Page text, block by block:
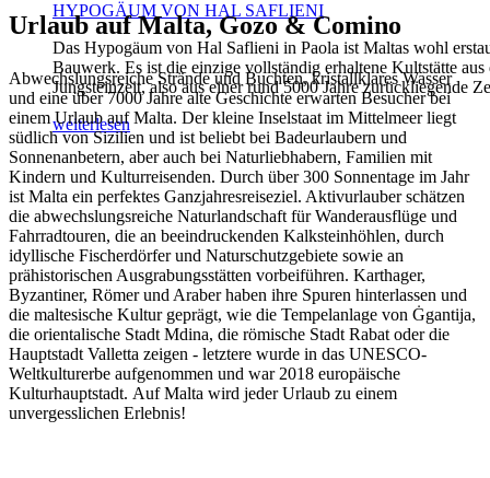
HYPOGÄUM VON HAL SAFLIENI
Das Hypogäum von Hal Saflieni in Paola ist Maltas wohl
Bauwerk. Es ist die einzige vollständig erhaltene Kultstätte aus
Jungsteinzeit, also aus einer rund 5000 Jahre zurückliegende
weiterlesen
Urlaub auf Malta, Gozo & Comino
Abwechslungsreiche Strände und Buchten, kristallklares Wasser
und eine über 7000 Jahre alte Geschichte erwarten Besucher bei
einem Urlaub auf Malta. Der kleine Inselstaat im Mittelmeer liegt
südlich von Sizilien und ist beliebt bei Badeurlaubern und
Sonnenanbetern, aber auch bei Naturliebhabern, Familien mit
Kindern und Kulturreisenden. Durch über 300 Sonnentage im Jahr
ist Malta ein perfektes Ganzjahresreiseziel. Aktivurlauber schätzen
die abwechslungsreiche Naturlandschaft für Wanderausflüge und
Fahrradtouren, die an beeindruckenden Kalksteinhöhlen, durch
idyllische Fischerdörfer und Naturschutzgebiete sowie an
prähistorischen Ausgrabungsstätten vorbeiführen. Karthager,
Byzantiner, Römer und Araber haben ihre Spuren hinterlassen und
die maltesische Kultur geprägt, wie die Tempelanlage von Ġgantija,
die orientalische Stadt Mdina, die römische Stadt Rabat oder die
Hauptstadt Valletta zeigen - letztere wurde in das UNESCO-
Weltkulturerbe aufgenommen und war 2018 europäische
Kulturhauptstadt. Auf Malta wird jeder Urlaub zu einem
unvergesslichen Erlebnis!